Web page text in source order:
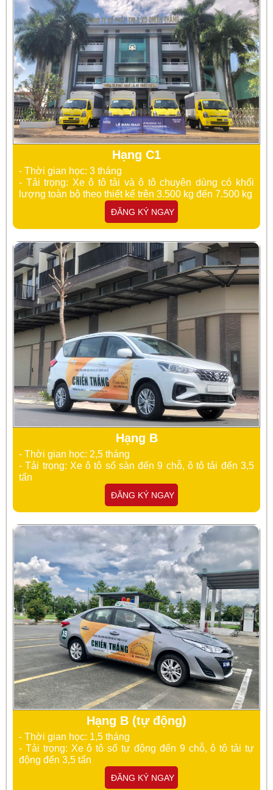
Hạng C1
- Thời gian học: 3 tháng
- Tải trọng: Xeô tô tải và ô tô chuyên dùng có khối
lượng toàn bộ theo thiết kế trên 3.500 kg đến 7.500 kg
ĐĂNG KÝ NGAY
Hạng B
- Thời gian học: 2,5 tháng
- Tải trọng: Xe ô tô số sàn đến 9 chỗ, ô tô tải đến 3,5
tấn
ĐĂNG KÝ NGAY
Hạng B (tự động)
- Thời gian học: 1,5 tháng
- Tải trọng: Xe ô tô số tự động đến 9 chỗ, ô tô tải tự
động đến 3,5 tấn
ĐĂNG KÝ NGAY